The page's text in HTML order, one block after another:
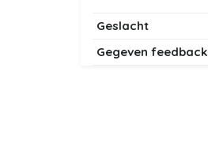
Geslacht
Gegeven feedback